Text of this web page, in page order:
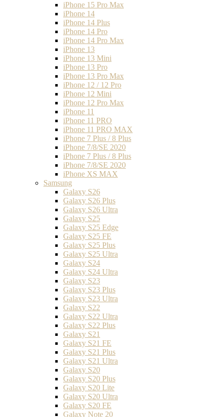
iPhone 15 Pro Max
iPhone 14
iPhone 14 Plus
iPhone 14 Pro
iPhone 14 Pro Max
iPhone 13
iPhone 13 Mini
iPhone 13 Pro
iPhone 13 Pro Max
iPhone 12 / 12 Pro
iPhone 12 Mini
iPhone 12 Pro Max
iPhone 11
iPhone 11 PRO
iPhone 11 PRO MAX
iPhone 7 Plus / 8 Plus
iPhone 7/8/SE 2020
iPhone 7 Plus / 8 Plus
iPhone 7/8/SE 2020
iPhone XS MAX
Samsung
Galaxy S26
Galaxy S26 Plus
Galaxy S26 Ultra
Galaxy S25
Galaxy S25 Edge
Galaxy S25 FE
Galaxy S25 Plus
Galaxy S25 Ultra
Galaxy S24
Galaxy S24 Ultra
Galaxy S23
Galaxy S23 Plus
Galaxy S23 Ultra
Galaxy S22
Galaxy S22 Ultra
Galaxy S22 Plus
Galaxy S21
Galaxy S21 FE
Galaxy S21 Plus
Galaxy S21 Ultra
Galaxy S20
Galaxy S20 Plus
Galaxy S20 Lite
Galaxy S20 Ultra
Galaxy S20 FE
Galaxy Note 20